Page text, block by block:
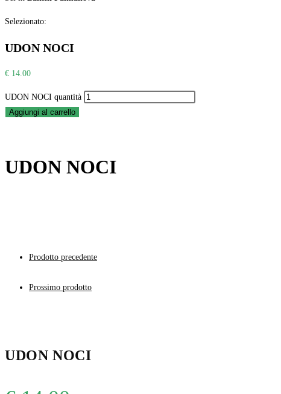
Selezionato:
UDON NOCI
€ 14.00
UDON NOCI quantità
Aggiungi al carrello
UDON NOCI
Prodotto precedente
Prossimo prodotto
UDON NOCI